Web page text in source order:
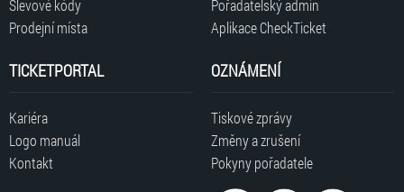
Slevové kódy
Prodejní místa
Pořadatelský admin
Aplikace CheckTicket
TICKETPORTAL
Kariéra
Logo manuál
Kontakt
OZNÁMENÍ
Tiskové zprávy
Změny a zrušení
Pokyny pořadatele